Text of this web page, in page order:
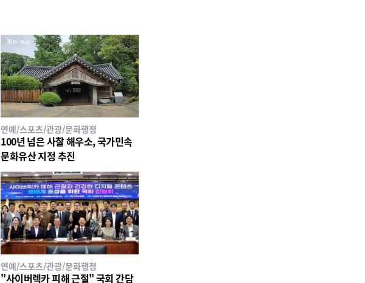
연예/스포츠/관광/문화행정
100년 넘은 사찰 해우소, 국가민속
문화유산 지정 추진
연예/스포츠/관광/문화행정
"사이버렉카 피해 근절" 국회 간담